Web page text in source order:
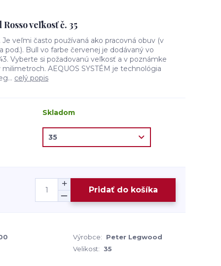
veľkosť č. 35
veľmi často používaná ako pracovná obuv (v
pod.). Bull vo farbe červenej je dodávaný vo
Vyberte si požadovanú veľkosť a v poznámke
AEQUOS SYSTÉM je technológia
celý popis
Skladom
Pridať do košíka
Výrobce:
Peter Legwood
Velikost: 35